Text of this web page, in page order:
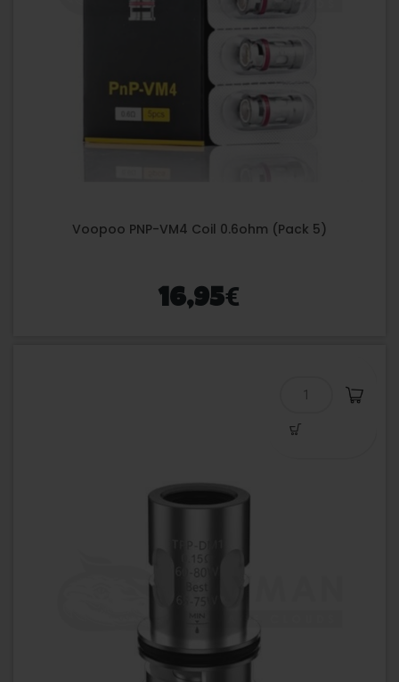
Voopoo PNP-VM4 Coil 0.6ohm (Pack 5)
16,95€